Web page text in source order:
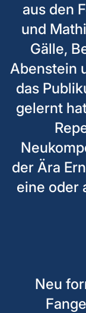
aus den
und
Gälle,
Abenstein
das
gelernt
der Ära
eine oder
Neu